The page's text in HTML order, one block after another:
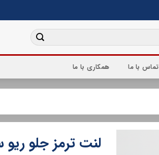
تماس با ما همکاری با ما
لنت ترمز جلو